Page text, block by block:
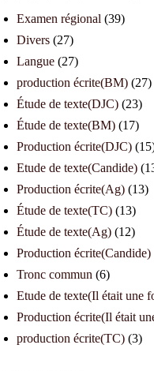
Examen régional (39)
Divers (27)
Langue (27)
production écrite(BM) (27)
Étude de texte(DJC) (23)
Étude de texte(BM) (17)
Production écrite(DJC)
Etude de texte(Candide)
Production écrite(Ag) (13)
Étude de texte(TC) (13)
Étude de texte(Ag) (12)
Production écrite(Candide)
Tronc commun (6)
Etude de texte(Il était une
Production écrite(Il était
production écrite(TC) (3)